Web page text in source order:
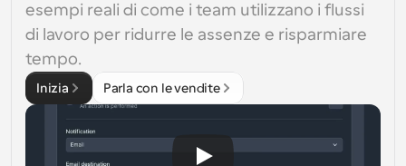
esempi reali di come i team utilizzano i flussi
di lavoro per ridurre le assenze e risparmiare
tempo.
Inizia Parla con le vendite